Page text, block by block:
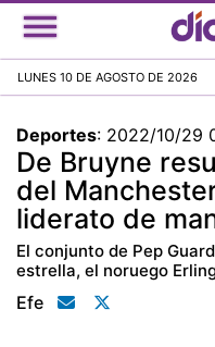
LUNES 10 DE AGOSTO DE 2026
Deportes: 2022/10/29
De Bruyne
del
liderato de
El conjunto de Pep
estrella, el noruego
Efe